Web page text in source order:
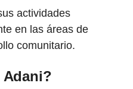
actividades
en las áreas de
comunitario.
Adani?